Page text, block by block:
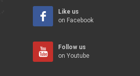
Like us
on Facebook
Follow us
on Youtube